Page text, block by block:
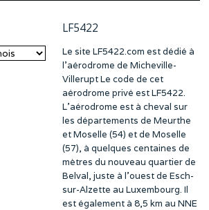
LF5422
Le site LF5422.com est dédié à
l’aérodrome de Micheville-
Villerupt Le code de cet
aérodrome privé est LF5422.
L’aérodrome est à cheval sur
les départements de Meurthe
et Moselle (54) et de Moselle
(57), à quelques centaines de
mètres du nouveau quartier de
Belval, juste à l’ouest de Esch-
sur-Alzette au Luxembourg. Il
est également à 8,5 km au NNE